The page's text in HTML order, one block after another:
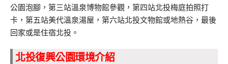
公園泡腳，第三站溫泉博物館參觀，第四站北投梅庭拍照打
卡，第五站美代溫泉湯屋，第六站北投文物館或地熱谷，最後
回家或是住宿北投。
北投復興公園環境介紹